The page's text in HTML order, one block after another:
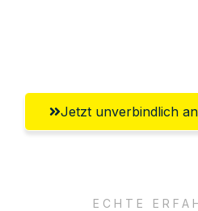
Jetzt unverbindlich
ECHTE